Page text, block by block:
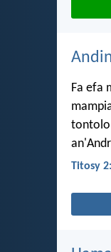
Fa efa
tontolo
Titosy